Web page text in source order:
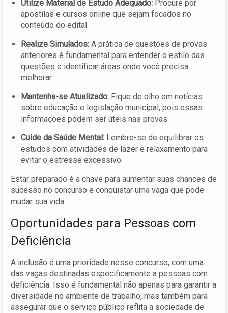
Utilize Material de Estudo Adequado: Procure por
apostilas e cursos online que sejam focados no
conteúdo do edital.
Realize Simulados: A prática de questões de provas
anteriores é fundamental para entender o estilo das
questões e identificar áreas onde você precisa
melhorar.
Mantenha-se Atualizado: Fique de olho em notícias
sobre educação e legislação municipal, pois essas
informações podem ser úteis nas provas.
Cuide da Saúde Mental: Lembre-se de equilibrar os
estudos com atividades de lazer e relaxamento para
evitar o estresse excessivo.
Estar preparado é a chave para aumentar suas chances de
sucesso no concurso e conquistar uma vaga que pode
mudar sua vida.
Oportunidades para Pessoas com
Deficiência
A inclusão é uma prioridade nesse concurso, com uma
das vagas destinadas especificamente a pessoas com
deficiência. Isso é fundamental não apenas para garantir a
diversidade no ambiente de trabalho, mas também para
assegurar que o serviço público reflita a sociedade de